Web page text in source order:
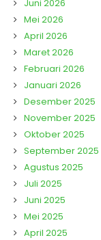
Juni 2026
Mei 2026
April 2026
Maret 2026
Februari 2026
Januari 2026
Desember 2025
November 2025
Oktober 2025
September 2025
Agustus 2025
Juli 2025
Juni 2025
Mei 2025
April 2025